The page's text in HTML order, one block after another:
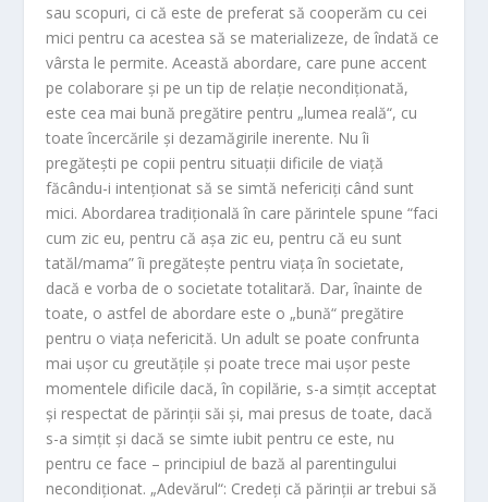
sau scopuri, ci că este de preferat să cooperăm cu cei
mici pentru ca acestea să se materializeze, de îndată ce
vârsta le permite. Această abordare, care pune accent
pe colaborare şi pe un tip de relaţie necondiţionată,
este cea mai bună pregătire pentru „lumea reală“, cu
toate încercările şi dezamăgirile inerente. Nu îi
pregăteşti pe copii pentru situaţii dificile de viaţă
făcându-i intenţionat să se simtă nefericiţi când sunt
mici. Abordarea tradiţională în care părintele spune “faci
cum zic eu, pentru că aşa zic eu, pentru că eu sunt
tatăl/mama” îi pregăteşte pentru viaţa în societate,
dacă e vorba de o societate totalitară. Dar, înainte de
toate, o astfel de abordare este o „bună“ pregătire
pentru o viaţa nefericită. Un adult se poate confrunta
mai uşor cu greutăţile şi poate trece mai uşor peste
momentele dificile dacă, în copilărie, s-a simţit acceptat
şi respectat de părinţii săi şi, mai presus de toate, dacă
s-a simţit şi dacă se simte iubit pentru ce este, nu
pentru ce face – principiul de bază al parentingului
necondiţionat. „Adevărul“: Credeţi că părinţii ar trebui să